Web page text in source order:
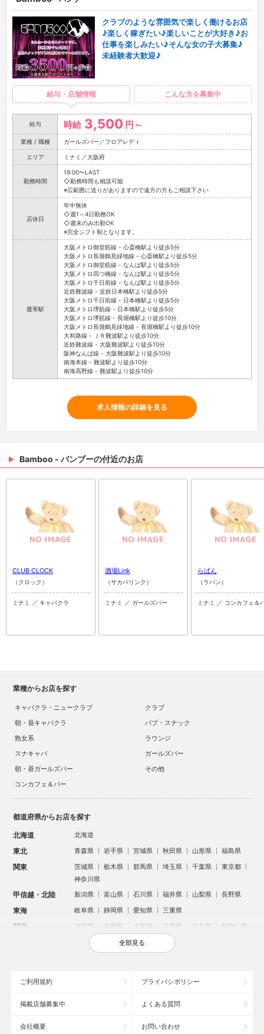
クラブのような雰囲気で楽しく働けるお店
♪楽しく稼ぎたい♪楽しいことが大好き♪お
仕事を楽しみたい♪そんな女の子大募集♪
未経験者大歓迎♪
給与・店舗情報 こんな方を募集中
給与 時給 3,500 円～
業種 / 職種 ガールズバー／フロアレディ
エリア ミナミ／大阪府
勤務時間
19:00〜LAST
◇勤務時間も相談可能
※広範囲に送りがありますので遠方の方もご相談下さい
店休日
年中無休
◇週1～4日勤務OK
◇週末のみ出勤OK
※完全シフト制となります。
最寄駅
大阪メトロ御堂筋線 - 心斎橋駅より徒歩5分
大阪メトロ長堀鶴見緑地線 - 心斎橋駅より徒歩5分
大阪メトロ御堂筋線 - なんば駅より徒歩5分
大阪メトロ四つ橋線 - なんば駅より徒歩5分
大阪メトロ千日前線 - なんば駅より徒歩5分
近鉄難波線 - 近鉄日本橋駅より徒歩5分
大阪メトロ千日前線 - 日本橋駅より徒歩5分
大阪メトロ堺筋線 - 日本橋駅より徒歩5分
大阪メトロ堺筋線 - 長堀橋駅より徒歩10分
大阪メトロ長堀鶴見緑地線 - 長堀橋駅より徒歩10分
大和路線 - ＪＲ難波駅より徒歩10分
近鉄難波線 - 大阪難波駅より徒歩10分
阪神なんば線 - 大阪難波駅より徒歩10分
南海本線 - 難波駅より徒歩10分
南海高野線 - 難波駅より徒歩10分
求人情報の詳細を見る
Bamboo - バンブーの付近のお店
CLUB CLOCK
（クロック）
ミナミ ／ キャバクラ
酒場Link
（サカバリンク）
ミナミ ／ ガールズバー
らぱん
（ラパン）
ミナミ ／ コンカフェ＆
業種からお店を探す
キャバクラ・ニュークラブ
クラブ
朝・昼キャバクラ
パブ・スナック
熟女系
ラウンジ
スナキャバ
ガールズバー
朝・昼ガールズバー
その他
コンカフェ＆バー
都道府県からお店を探す
北海道 北海道
東北 青森県 岩手県 宮城県 秋田県 山形県 福島県
関東 茨城県 栃木県 群馬県 埼玉県 千葉県
東京都
神奈川県
甲信越・北陸 新潟県 富山県 石川県 福井県 山梨県 長野県
東海 岐阜県 静岡県 愛知県 三重県
関西 滋賀県 京都府 大阪府 兵庫県 奈良県 和歌山県
鳥取県 島根県 岡山県 広島県
沖縄県
全部見る
ご利用規約 プライバシポリシー
掲載店舗募集中 よくある質問
会社概要 お問い合わせ